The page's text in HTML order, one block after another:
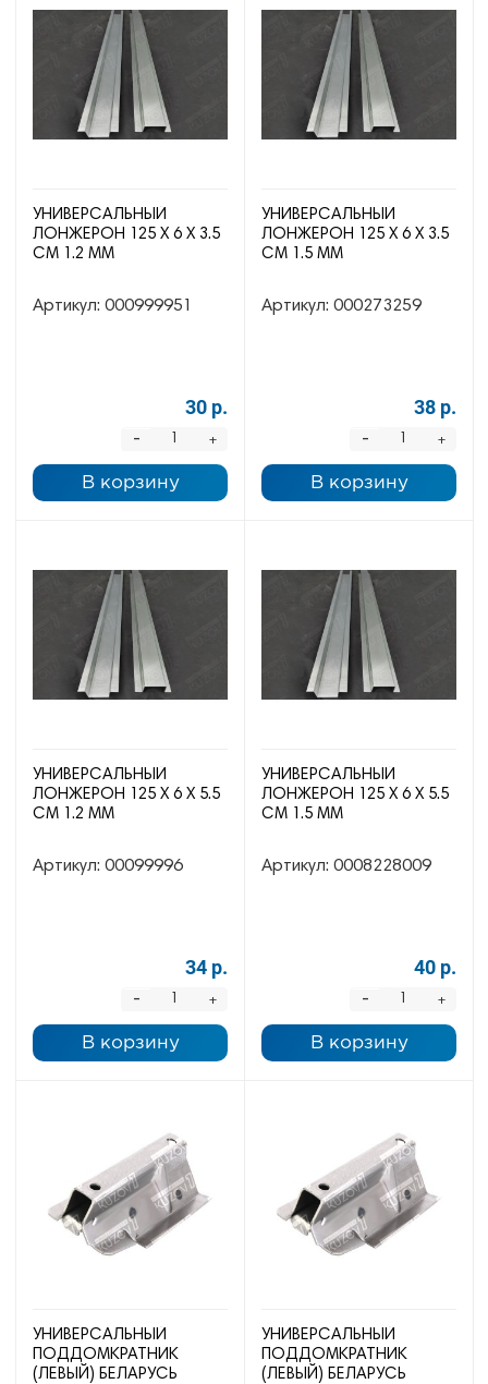
УНИВЕРСАЛЬНЫЙ
ЛОНЖЕРОН 125 Х 6 Х 3.5
СМ 1.2 ММ
Артикул: 000999951
30 р.
+
-
В корзину
УНИВЕРСАЛЬНЫЙ
ЛОНЖЕРОН 125 Х 6 Х 3.5
СМ 1.5 ММ
Артикул: 000273259
38 р.
+
-
В корзину
УНИВЕРСАЛЬНЫЙ
ЛОНЖЕРОН 125 Х 6 Х 5.5
СМ 1.2 ММ
Артикул: 00099996
34 р.
+
-
В корзину
УНИВЕРСАЛЬНЫЙ
ЛОНЖЕРОН 125 Х 6 Х 5.5
СМ 1.5 ММ
Артикул: 0008228009
40 р.
+
-
В корзину
УНИВЕРСАЛЬНЫЙ
ПОДДОМКРАТНИК
(ЛЕВЫЙ) БЕЛАРУСЬ
УНИВЕРСАЛЬНЫЙ
ПОДДОМКРАТНИК
(ЛЕВЫЙ) БЕЛАРУСЬ